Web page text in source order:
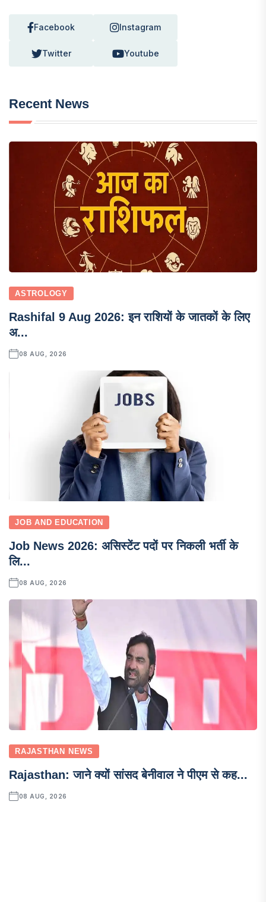
Facebook Instagram
Twitter Youtube
Recent News
ASTROLOGY
Rashifal 9 Aug 2026: इन राशियों के जातकों के लिए
अ...
08 AUG, 2026
JOB AND EDUCATION
Job News 2026: असिस्टेंट पदों पर निकली भर्ती के
लि...
08 AUG, 2026
RAJASTHAN NEWS
Rajasthan: जाने क्यों सांसद बेनीवाल ने पीएम से कह...
08 AUG, 2026